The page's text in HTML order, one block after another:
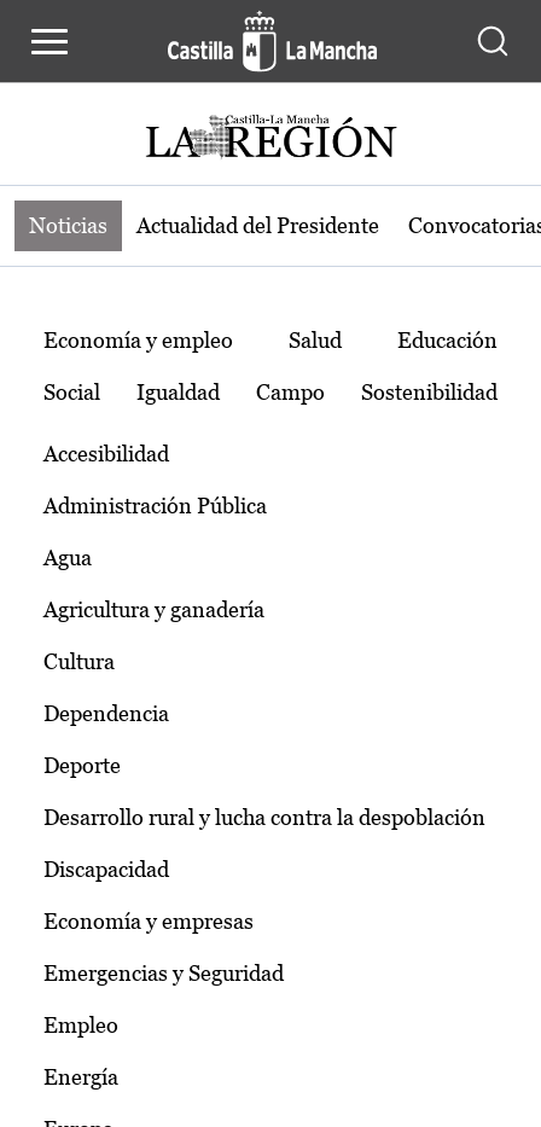
Noticias de la región de Castilla-La
Noticias Actualidad del Presidente
Temas
Economía y empleo Salud Educación
Social Igualdad Campo Sostenibilidad
Accesibilidad
Administración Pública
Agua
Agricultura y ganadería
Cultura
Dependencia
Deporte
Desarrollo rural y lucha contra la despoblación
Discapacidad
Economía y empresas
Emergencias y Seguridad
Empleo
Energía